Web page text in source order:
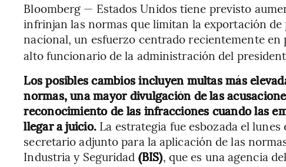
Bloomberg — Estados Unidos tiene previsto
infrinjan las normas que limitan la exportación
nacional, un esfuerzo centrado recientemente en
alto funcionario de la administración del
Los posibles cambios incluyen multas más
normas, una mayor divulgación de las
reconocimiento de las infracciones cuando las
llegar a juicio. La estrategia fue esbozada el
secretario adjunto para la aplicación de las
Industria y Seguridad (BIS), que es una agencia